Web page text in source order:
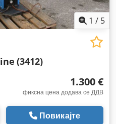
1 / 5
(3412)
1.300 €
фиксна цена додава се ДДВ
Повикајте